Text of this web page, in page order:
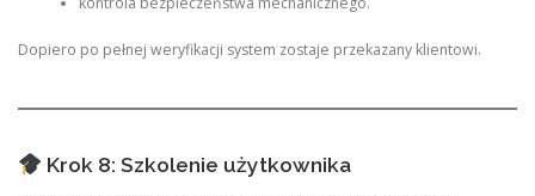
Dopiero po pełnej weryfikacji system zostaje przekazany klientowi.
Krok 8: Szkolenie użytkownika